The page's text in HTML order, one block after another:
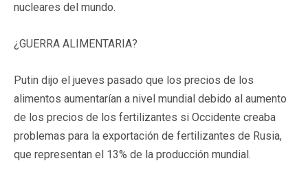
nucleares del mundo.
¿GUERRA ALIMENTARIA?
Putin dijo el jueves pasado que los precios de los
alimentos aumentarían a nivel mundial debido al aumento
de los precios de los fertilizantes si Occidente creaba
problemas para la exportación de fertilizantes de Rusia,
que representan el 13% de la producción mundial.